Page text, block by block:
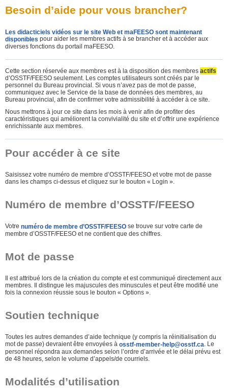
Besoin d’aide pour vous brancher?
Les didacticiels vidéos sur le site Web et maFEESO sont maintenant
disponibles pour aider les membres actifs à se brancher et à accéder aux
diverses fonctions du portail maFEESO.
Cette section réservée aux membres est à la disposition des membres actifs
d’OSSTF/FEESO seulement. Les comptes utilisateurs sont créés par le
personnel du Bureau provincial. Si vous n’avez pas de mot de passe,
communiquez avec le Service de la base de données des membres, au
Bureau provincial, afin de confirmer votre admissibilité à accéder à ce site.
Nous mettrons à jour ce site dans les mois à venir afin de profiter des
caractéristiques qui améliorent la convivialité du site et d’offrir une expérience
enrichissante aux membres.
Pour accéder à ce site
Saisissez votre numéro de membre d’OSSTF/FEESO et votre mot de passe
dans les champs ci-dessus et cliquez sur le bouton « Login ».
Numéro de membre d’OSSTF/FEESO
Votre numéro de membre d’OSSTF/FEESO se trouve sur votre carte de
membre d’OSSTF/FEESO et ne contient que des chiffres.
Mot de passe
Il est attribué lors de la création du compte et est communiqué directement aux
membres. Il distingue les majuscules des minuscules et peut être modifié une
fois la connexion réussie sous le bouton « Options ».
Soutien technique
Toutes les autres demandes d’aide technique (y compris la réinitialisation du
mot de passe) devraient être envoyées à osstf-member-help@osstf.ca. Le
personnel répondra aux demandes selon l’ordre d’arrivée et le délai prévu est
de 48 heures, selon le volume d’appels/de courriels.
Modalités d’utilisation